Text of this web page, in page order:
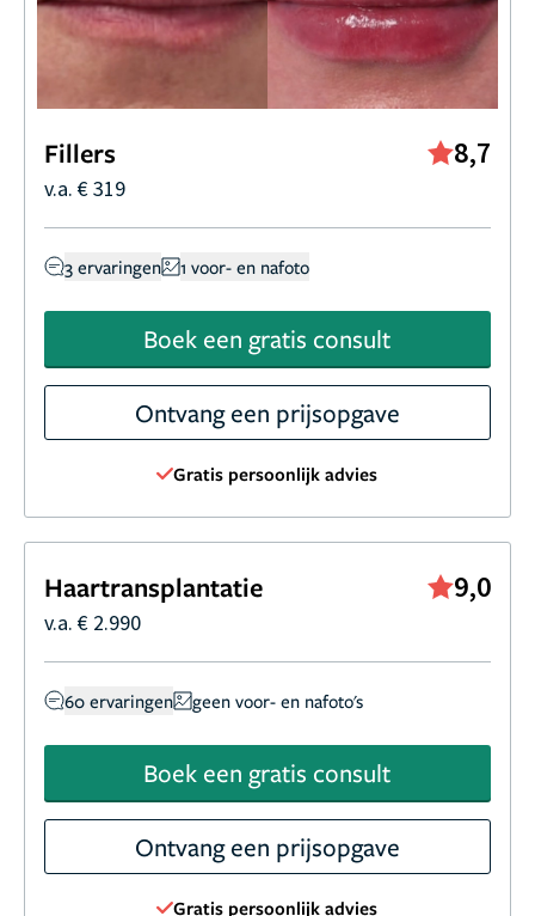
Fillers 8,7
v.a. € 319
3 ervaringen 1 voor- en nafoto
Boek een gratis consult
Ontvang een prijsopgave
Gratis persoonlijk advies
Haartransplantatie 9,0
v.a. € 2.990
60 ervaringen geen voor- en nafoto's
Boek een gratis consult
Ontvang een prijsopgave
Gratis persoonlijk advies